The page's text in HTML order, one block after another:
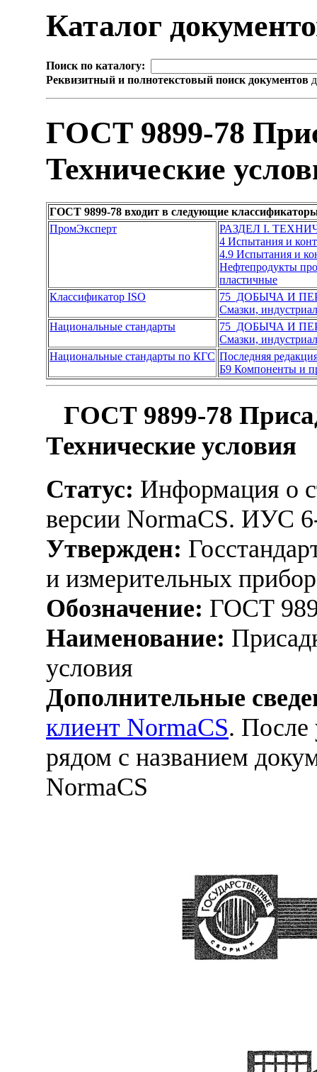
Каталог
Поиск по каталогу:
Реквизитный и полнотекстовый поиск документов
ГОСТ 9899-78
Технические
ГОСТ 9899-78 входит в следующие
ПромЭксперт
РАЗДЕЛ I.
4 Испытания и
4.9 Испытания и
Нефтепродукты
пластичные
Классификатор ISO
75 ДОБЫЧА И
Смазки,
Национальные стандарты
75 ДОБЫЧА И
Смазки,
Национальные стандарты по КГС Последняя
Б9 Компоненты и
ГОСТ 9899-78
Технические условия
Статус: Информация о
версии NormaCS. ИУС
Утвержден:
и измерительных
Обозначение: ГОСТ
Наименование:
условия
Дополнительные
клиент NormaCS. После
рядом с названием
NormaCS